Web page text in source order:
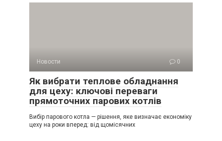
Новости 0
Як вибрати теплове обладнання
для цеху: ключові переваги
прямоточних парових котлів
Вибір парового котла — рішення, яке визначає економіку
цеху на роки вперед: від щомісячних